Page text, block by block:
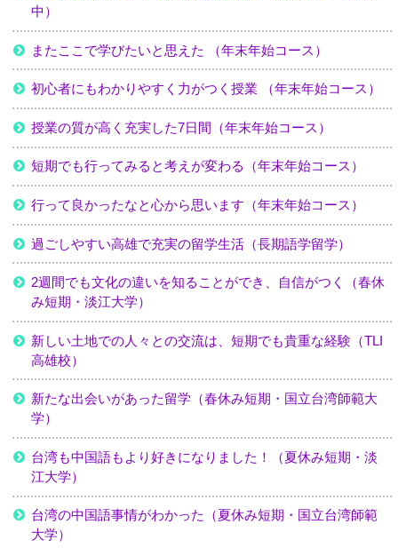
中）
またここで学びたいと思えた （年末年始コース）
初心者にもわかりやすく力がつく授業 （年末年始コース）
授業の質が高く充実した7日間（年末年始コース）
短期でも行ってみると考えが変わる（年末年始コース）
行って良かったなと心から思います（年末年始コース）
過ごしやすい高雄で充実の留学生活（長期語学留学）
2週間でも文化の違いを知ることができ、自信がつく（春休
み短期・淡江大学）
新しい土地での人々との交流は、短期でも貴重な経験（TLI
高雄校）
新たな出会いがあった留学（春休み短期・国立台湾師範大
学）
台湾も中国語もより好きになりました！（夏休み短期・淡
江大学）
台湾の中国語事情がわかった（夏休み短期・国立台湾師範
大学）